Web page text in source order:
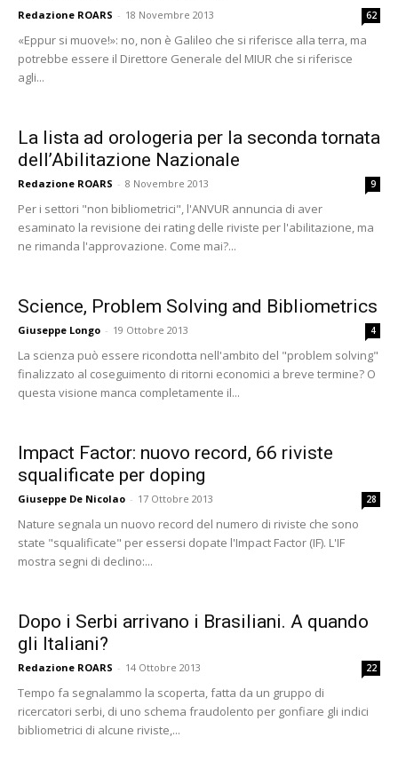
Redazione ROARS - 18 Novembre 2013 62
«Eppur si muove!»: no, non è Galileo che si riferisce alla terra, ma
potrebbe essere il Direttore Generale del MIUR che si riferisce
agli...
La lista ad orologeria per la seconda tornata
dell’Abilitazione Nazionale
Redazione ROARS - 8 Novembre 2013 9
Per i settori "non bibliometrici", l'ANVUR annuncia di aver
esaminato la revisione dei rating delle riviste per l'abilitazione, ma
ne rimanda l'approvazione. Come mai?...
Science, Problem Solving and Bibliometrics
Giuseppe Longo - 19 Ottobre 2013 4
La scienza può essere ricondotta nell'ambito del "problem solving"
finalizzato al coseguimento di ritorni economici a breve termine? O
questa visione manca completamente il...
Impact Factor: nuovo record, 66 riviste
squalificate per doping
Giuseppe De Nicolao - 17 Ottobre 2013 28
Nature segnala un nuovo record del numero di riviste che sono
state "squalificate" per essersi dopate l'Impact Factor (IF). L'IF
mostra segni di declino:...
Dopo i Serbi arrivano i Brasiliani. A quando
gli Italiani?
Redazione ROARS - 14 Ottobre 2013 22
Tempo fa segnalammo la scoperta, fatta da un gruppo di
ricercatori serbi, di uno schema fraudolento per gonfiare gli indici
bibliometrici di alcune riviste,...